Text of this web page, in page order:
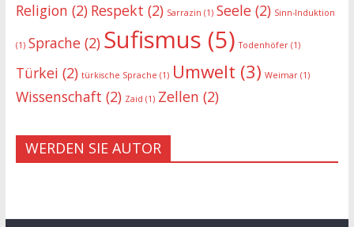
Religion (2) Respekt (2) Sarrazin (1) Seele(2) Sinn-Induktion
(1) Sprache(2) Sufismus (5) Todenhöfer(1)
Türkei (2) türkische Sprache (1) Umwelt (3) Weimar(1)
Wissenschaft (2) Zaid (1) Zellen (2)
WERDEN SIE AUTOR